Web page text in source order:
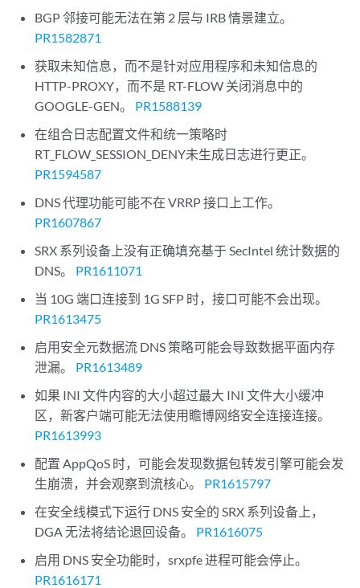
BGP 邻接可能无法在第 2 层与 IRB 情景建立。
PR1582871
获取未知信息，而不是针对应用程序和未知信息的
HTTP-PROXY，而不是 RT-FLOW 关闭消息中的
GOOGLE-GEN。 PR1588139
在组合日志配置文件和统一策略时
RT_FLOW_SESSION_DENY未生成日志进行更正。
PR1594587
DNS 代理功能可能不在 VRRP 接口上工作。
PR1607867
SRX 系列设备上没有正确填充基于 SecIntel 统计数据的
DNS。 PR1611071
当 10G 端口连接到 1G SFP 时，接口可能不会出现。
PR1613475
启用安全元数据流 DNS 策略可能会导致数据平面内存
泄漏。 PR1613489
如果 INI 文件内容的大小超过最大 INI 文件大小缓冲
区，新客户端可能无法使用瞻博网络安全连接连接。
PR1613993
配置 AppQoS 时，可能会发现数据包转发引擎可能会发
生崩溃，并会观察到流核心。 PR1615797
在安全线模式下运行 DNS 安全的 SRX 系列设备上，
DGA 无法将结论退回设备。 PR1616075
启用 DNS 安全功能时，srxpfe 进程可能会停止。
PR1616171